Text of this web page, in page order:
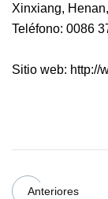
Xinxiang,
Teléfono: 0086
Sitio web: http://
Anteriores